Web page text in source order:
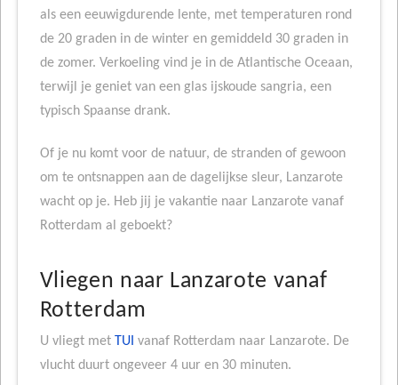
als een eeuwigdurende lente, met temperaturen rond
de 20 graden in de winter en gemiddeld 30 graden in
de zomer. Verkoeling vind je in de Atlantische Oceaan,
terwijl je geniet van een glas ijskoude sangria, een
typisch Spaanse drank.
Of je nu komt voor de natuur, de stranden of gewoon
om te ontsnappen aan de dagelijkse sleur, Lanzarote
wacht op je. Heb jij je vakantie naar Lanzarote vanaf
Rotterdam al geboekt?
Vliegen naar Lanzarote vanaf
Rotterdam
U vliegt met TUI vanaf Rotterdam naar Lanzarote. De
vlucht duurt ongeveer 4 uur en 30 minuten.